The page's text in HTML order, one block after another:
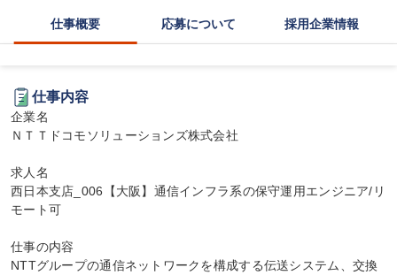
仕事概要 応募について 採用企業情報
仕事内容
企業名
ＮＴＴドコモソリューションズ株式会社
求人名
西日本支店_006【大阪】通信インフラ系の保守運用エンジニア/リ
モート可
仕事の内容
NTTグループの通信ネットワークを構成する伝送システム、交換